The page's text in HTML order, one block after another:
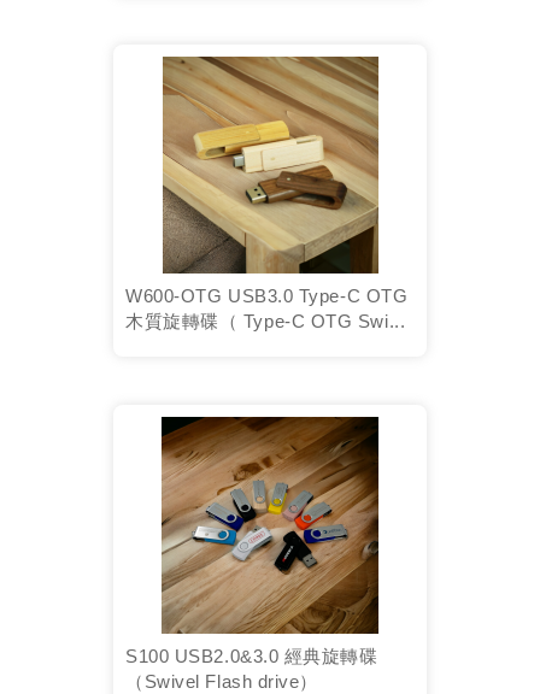
W600-OTG USB3.0 Type-C OTG
木質旋轉碟（ Type-C OTG Swi...
S100 USB2.0&3.0 經典旋轉碟
（Swivel Flash drive）